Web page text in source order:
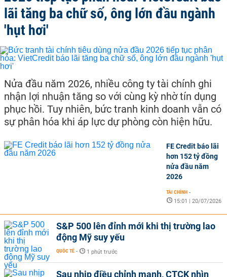
lãi tăng ba chữ số, ông lớn đầu ngành
'hụt hơi'
Nửa đầu năm 2026, nhiều công ty tài chính ghi
nhận lợi nhuận tăng so với cùng kỳ nhờ tín dụng
phục hồi. Tuy nhiên, bức tranh kinh doanh vẫn có
sự phân hóa khi áp lực dự phòng còn hiện hữu.
FE Credit báo lãi
hơn 152 tỷ đồng
nửa đầu năm
2026
TÀI CHÍNH -
15:01 | 20/07/2026
S&P 500 lên đỉnh mới khi thị trường lao
động Mỹ suy yếu
QUỐC TẾ - 1 phút trước
Sau nhịp điều chỉnh mạnh, CTCK nhìn